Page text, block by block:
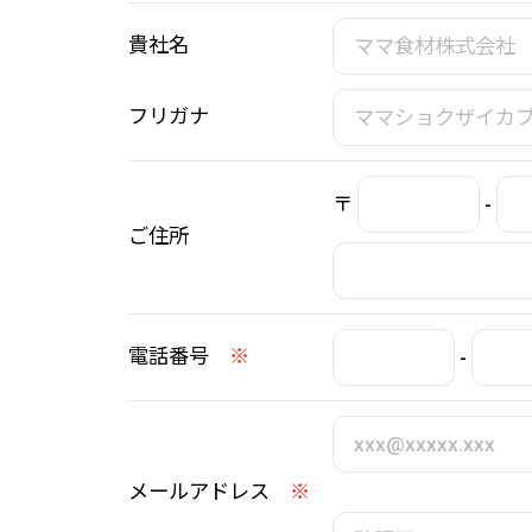
貴社名
フリガナ
ご住所
〒 -
電話番号 ※ -
メールアドレス ※